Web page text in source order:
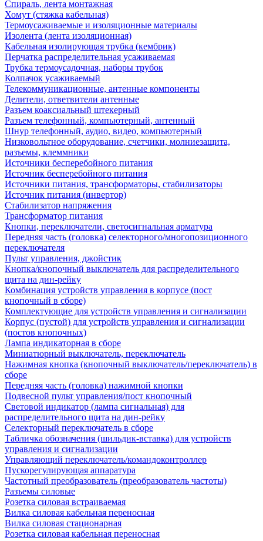
Спираль, лента монтажная
Хомут (стяжка кабельная)
Термоусаживаемые и изоляционные материалы
Изолента (лента изоляционная)
Кабельная изолирующая трубка (кембрик)
Перчатка распределительная усаживаемая
Трубка термоусадочная, наборы трубок
Колпачок усаживаемый
Телекоммуникационные, антенные компоненты
Делители, ответвители антенные
Разъем коаксиальный штекерный
Разъем телефонный, компьютерный, антенный
Шнур телефонный, аудио, видео, компьютерный
Низковольтное оборудование, счетчики, молниезащита,
разъемы, клеммники
Источники бесперебойного питания
Источник бесперебойного питания
Источники питания, трансформаторы, стабилизаторы
Источник питания (инвертор)
Стабилизатор напряжения
Трансформатор питания
Кнопки, переключатели, светосигнальная арматура
Передняя часть (головка) селекторного/многопозиционного
переключателя
Пульт управления, джойстик
Кнопка/кнопочный выключатель для распределительного
щита на дин-рейку
Комбинация устройств управления в корпусе (пост
кнопочный в сборе)
Комплектующие для устройств управления и сигнализации
Корпус (пустой) для устройств управления и сигнализации
(постов кнопочных)
Лампа индикаторная в сборе
Миниатюрный выключатель, переключатель
Нажимная кнопка (кнопочный выключатель/переключатель) в
сборе
Передняя часть (головка) нажимной кнопки
Подвесной пульт управления/пост кнопочный
Световой индикатор (лампа сигнальная) для
распределительного щита на дин-рейку
Селекторный переключатель в сборе
Табличка обозначения (шильдик-вставка) для устройств
управления и сигнализации
Управляющий переключатель/командоконтроллер
Пускорегулирующая аппаратура
Частотный преобразователь (преобразователь частоты)
Разъемы силовые
Розетка силовая встраиваемая
Вилка силовая кабельная переносная
Вилка силовая стационарная
Розетка силовая кабельная переносная